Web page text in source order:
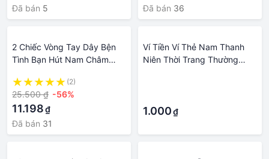
Đã bán 5
Đã bán 36
2 Chiếc Vòng Tay Dây Bện
Tình Bạn Hút Nam Châm
Trái Tim Khóa Chìa Khóa
Vòng Tay Cặp Đôi Phụ Kiện
Trang Sức Quyến Rũ
(2)
25.500 ₫ -56%
11.198₫
Đã bán 31
Ví Tiền Ví Thẻ Nam Thanh
Niên Thời Trang Thường
Da Mẫu Ngắn Màu Trơn
1.000₫